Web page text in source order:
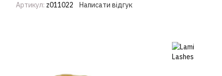
Артикул: z011022 Написати відгук